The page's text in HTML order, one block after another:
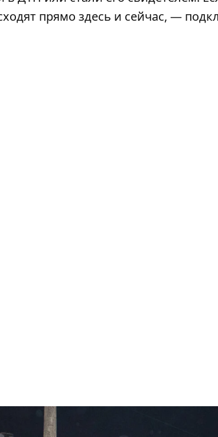
прямо здесь и сейчас, —